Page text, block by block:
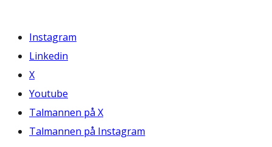
Instagram
Linkedin
X
Youtube
Talmannen på X
Talmannen på Instagram